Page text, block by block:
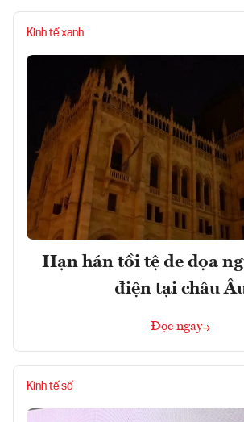
Kinh tế xanh
Hạn hán tồi tệ đe dọa
điện tại châu
Đọc ngay
Kinh tế số